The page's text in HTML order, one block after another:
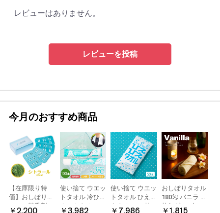
レビューはありません。
レビューを投稿
今月のおすすめ商品
【在庫限り特
価】おしぼり用
アロマ芳香剤
￥2,200
使い捨て ウエッ
トタオル 冷ひや
ネックタオル
￥3,982
使い捨て ウエッ
トタオル ひえひ
えタオル 50枚
￥7,986
おしぼりタオル
180匁 バニラ 12
枚(1ダース)
￥1,815